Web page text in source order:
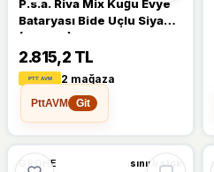
P.s.a. Riva Mix Kuğu Evye
Bataryası Bide Uçlu Siyah
(Ps1854)
2.815,2 TL
2 mağaza
PttAVM
Git
GROHE sınırlı stok